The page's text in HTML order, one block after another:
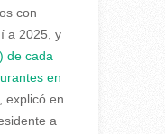
con
a 2025, y
de cada
en
explicó en
a